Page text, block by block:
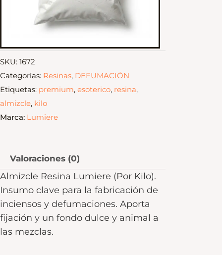
SKU: 1672
Categorías: Resinas, DEFUMACIÓN
Etiquetas: premium, esoterico, resina,
almizcle, kilo
Marca: Lumiere
Valoraciones (0)
Almizcle Resina Lumiere (Por Kilo).
Insumo clave para la fabricación de
inciensos y defumaciones. Aporta
fijación y un fondo dulce y animal a
las mezclas.